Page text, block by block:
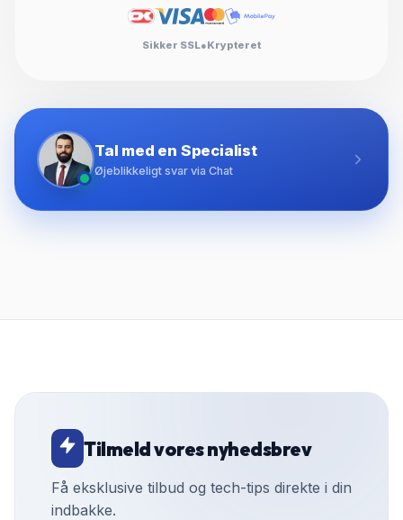
Sikker SSL●Krypteret
Tal med en Specialist
Øjeblikkeligt svar via Chat
Tilmeld vores nyhedsbrev
Få eksklusive tilbud og tech-tips direkte i din
indbakke.